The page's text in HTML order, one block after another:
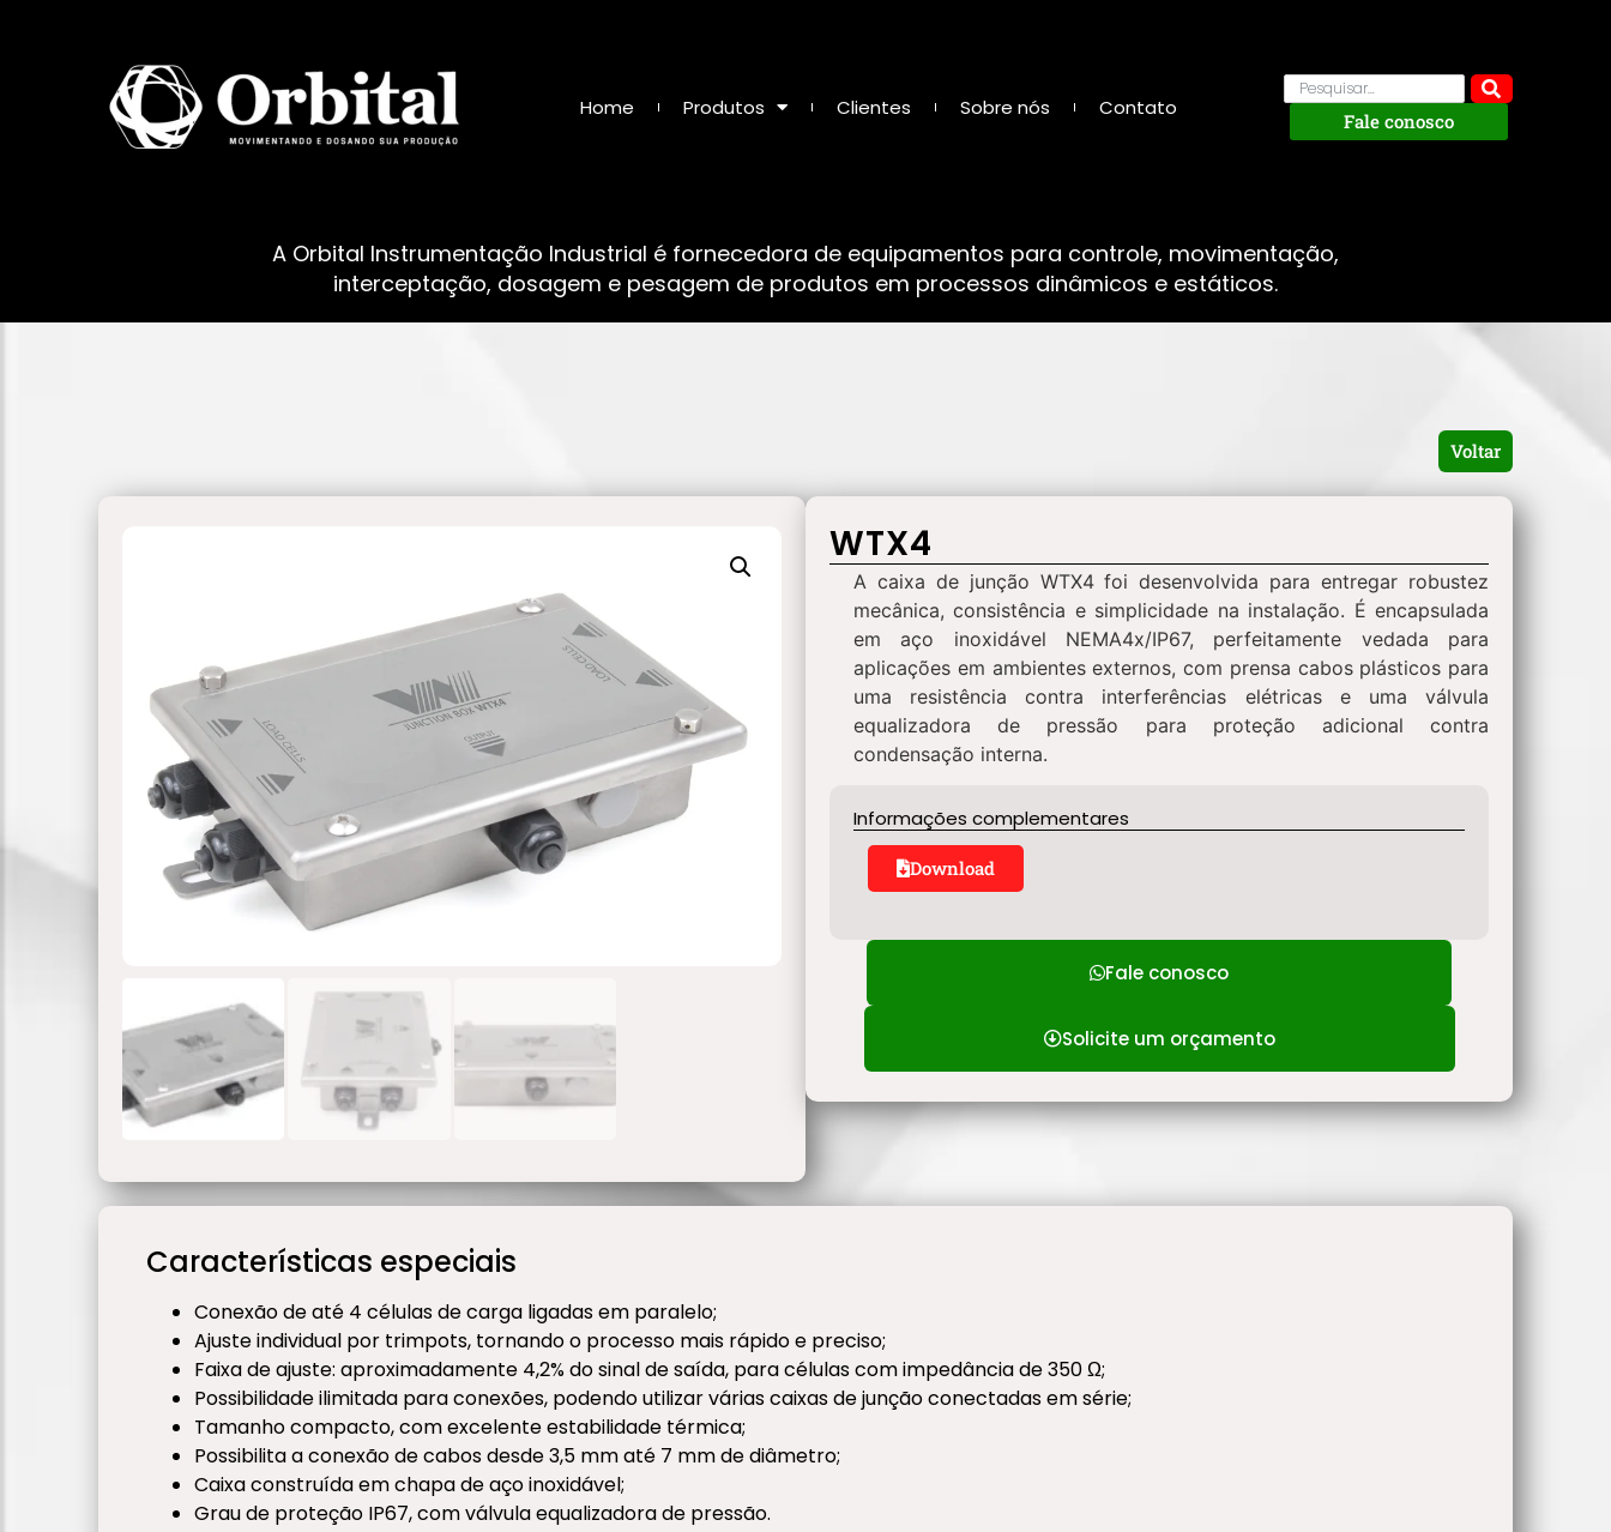
Home Produtos Clientes Sobre nós Contato
Fale conosco
A Orbital Instrumentação Industrial é fornecedora de equipamentos para controle, movimentação,
interceptação, dosagem e pesagem de produtos em processos dinâmicos e estáticos.
Voltar
WTX4
A caixa de junção WTX4 foi desenvolvida para entregar robustez
mecânica, consistência e simplicidade na instalação. É encapsulada
em aço inoxidável NEMA4x/IP67, perfeitamente vedada para
aplicações em ambientes externos, com prensa cabos plásticos para
uma resistência contra interferências elétricas e uma válvula
equalizadora de pressão para proteção adicional contra
condensação interna.
Informações complementares
Download
Fale conosco
Solicite um orçamento
Características especiais
Conexão de até 4 células de carga ligadas em paralelo;
Ajuste individual por trimpots, tornando o processo mais rápido e preciso;
Faixa de ajuste: aproximadamente 4,2% do sinal de saída, para células com impedância de 350 Ω;
Possibilidade ilimitada para conexões, podendo utilizar várias caixas de junção conectadas em série;
Tamanho compacto, com excelente estabilidade térmica;
Possibilita a conexão de cabos desde 3,5 mm até 7 mm de diâmetro;
Caixa construída em chapa de aço inoxidável;
Grau de proteção IP67, com válvula equalizadora de pressão.